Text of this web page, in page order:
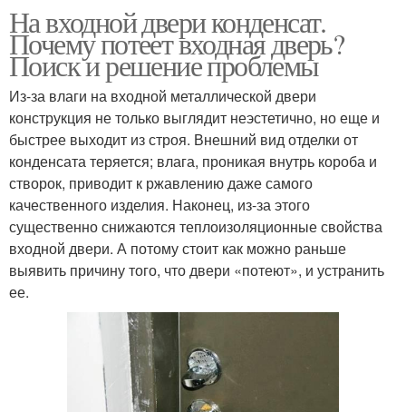
На входной двери конденсат.
Почему потеет входная дверь?
Поиск и решение проблемы
Из-за влаги на входной металлической двери
конструкция не только выглядит неэстетично, но еще и
быстрее выходит из строя. Внешний вид отделки от
конденсата теряется; влага, проникая внутрь короба и
створок, приводит к ржавлению даже самого
качественного изделия. Наконец, из-за этого
существенно снижаются теплоизоляционные свойства
входной двери. А потому стоит как можно раньше
выявить причину того, что двери «потеют», и устранить
ее.